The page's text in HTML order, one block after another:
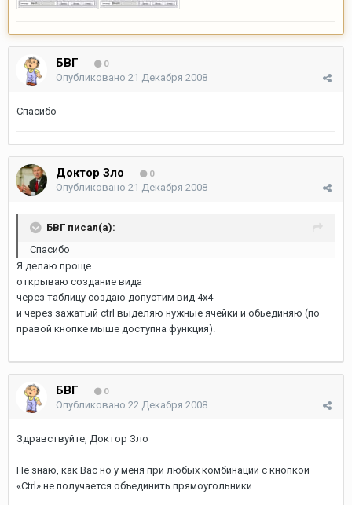
БВГ 0
Опубликовано 21 Декабря 2008
Спасибо
Доктор Зло 0
Опубликовано 21 Декабря 2008
БВГ писал(а):
Спасибо
Я делаю проще
открываю создание вида
через таблицу создаю допустим вид 4х4
и через зажатый ctrl выделяю нужные ячейки и обьединяю (по
правой кнопке мыше доступна функция).
БВГ 0
Опубликовано 22 Декабря 2008
Здравствуйте, Доктор Зло
Не знаю, как Вас но у меня при любых комбинаций с кнопкой
«Сtrl» не получается объединить прямоугольники.